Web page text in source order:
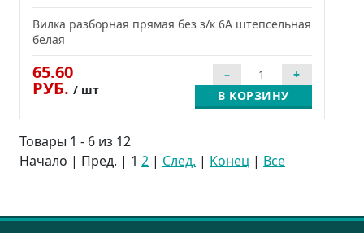
Вилка разборная прямая без з/к 6А штепсельная
белая
65.60
РУБ. / шт В КОРЗИНУ
Товары 1 - 6 из 12
Начало | Пред. | 1 2 | След. | Конец | Все